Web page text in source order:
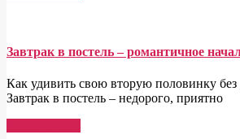
Завтрак в постель – романтичное
Как удивить свою вторую половинку без
Завтрак в постель – недорого, приятно